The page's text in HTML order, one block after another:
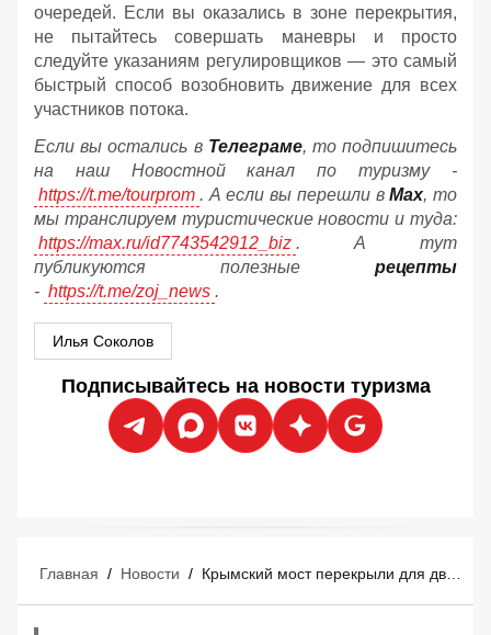
очередей. Если вы оказались в зоне перекрытия,
не пытайтесь совершать маневры и просто
следуйте указаниям регулировщиков — это самый
быстрый способ возобновить движение для всех
участников потока.
Если вы остались в Телеграме, то подпишитесь
на наш Новостной канал по туризму -
https://t.me/tourprom . А если вы перешли вМах, то
мы транслируем туристические новости и туда:
https://max.ru/id7743542912_biz . А тут
публикуются полезные рецепты
- https://t.me/zoj_news .
Илья Соколов
Подписывайтесь на новости туризма
Главная / Новости /